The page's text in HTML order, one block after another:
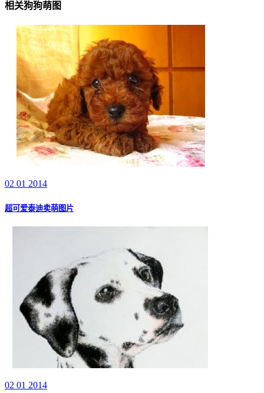
相关狗狗萌图
02 01 2014
超可爱泰迪卖萌图片
02 01 2014